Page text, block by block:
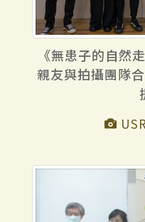
《無患子的自然
親友與拍攝團隊